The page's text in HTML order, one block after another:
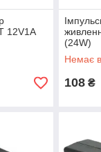
відключенні світла
Дивитись каталог
живлення
12V1A
(24W)
Немає
108 ₴